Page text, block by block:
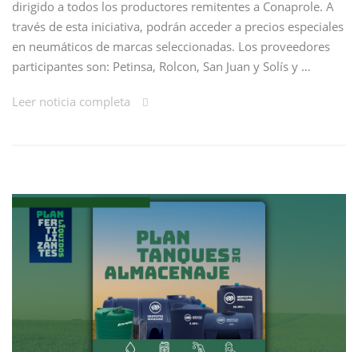
dirigido a todos los productores remitentes a Conaprole. A
través de esta iniciativa, podrán acceder a precios especiales
en neumáticos de marcas seleccionadas. Los proveedores
participantes son: Petinsa, Rolcon, San Juan y Solís y …
Leer noticia completa